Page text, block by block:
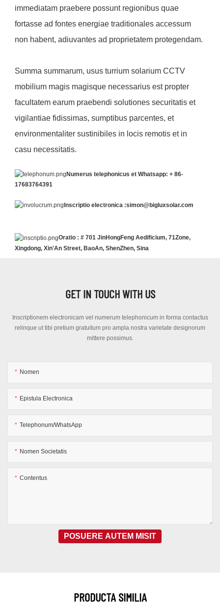
immediatam praebere possunt regionibus quae
fortasse ad fontes energiae traditionales accessum
non habent, adiuvantes ad proprietatem protegendam.
Summa summarum, usus turrium solarium CCTV
mobilium magis magisque necessarius est propter
facultatem earum praebendi solutiones securitatis et
vigilantiae fidissimas, sumptibus parcentes, et
environmentaliter sustinibiles in locis remotis et in
casu necessitatis.
Numerus telephonicus et Whatsapp: + 86-
17683764391
Inscriptio electronica :simon@bigluxsolar.com
Oratio : # 701 JinHongFeng Aedificium, 71Zone,
Xingdong, Xin'An Street, BaoAn, ShenZhen, Sina
GET IN TOUCH WITH US
Inscriptionem electronicam vel numerum telephonicum in forma contactus
relinque ut tibi pretium gratuitum pro ampla nostra varietate designorum
mittere possimus.
Nomen
Epistula Electronica
Telephonum/WhatsApp
Nomen Societatis
Contentus
POSUERE AUTEM MISIT
PRODUCTA SIMILIA